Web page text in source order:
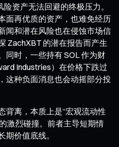
资产无法回避的终极压力。
面再优质的资产，也难免经历
闻和潜在风险也在侵蚀市场信
ZachXBT 的潜在报告而产生
同时，一些持有 SOL 作为财
Industries）在价格下跌过
这种负面消息也会动摇部分投
背离，本质上是“宏观流动性
激烈碰撞。前者主导短期情
价值底线。